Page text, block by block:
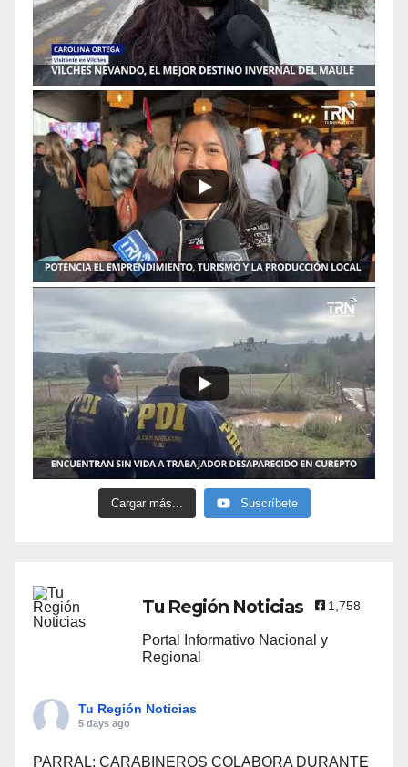
Cargar más... Suscríbete
Tu Región Noticias 1,758
Portal Informativo Nacional y
Regional
Tu Región Noticias
5 days ago
PARRAL: CARABINEROS COLABORA DURANTE